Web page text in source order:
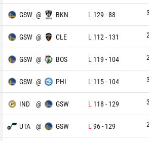
GSW @ BKN L 129 -88
GSW @ CLE L 112 - 131
GSW @ BOS L 119 - 104
GSW @ PHI L 115- 104
IND @ GSW L 118 - 129
UTA @ GSW L 96- 129